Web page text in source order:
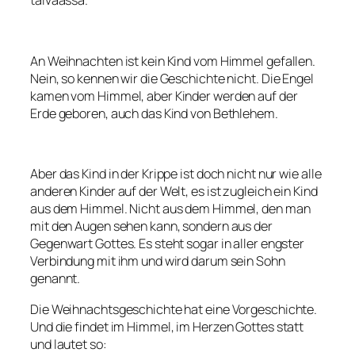
An Weihnachten ist kein Kind vom Himmel gefallen.
Nein, so kennen wir die Geschichte nicht. Die Engel
kamen vom Himmel, aber Kinder werden auf der
Erde geboren, auch das Kind von Bethlehem.
Aber das Kind in der Krippe ist doch nicht nur wie alle
anderen Kinder auf der Welt, es ist zugleich ein Kind
aus dem Himmel. Nicht aus dem Himmel, den man
mit den Augen sehen kann, sondern aus der
Gegenwart Gottes. Es steht sogar in aller engster
Verbindung mit ihm und wird darum sein Sohn
genannt.
Die Weihnachtsgeschichte hat eine Vorgeschichte.
Und die findet im Himmel, im Herzen Gottes statt
und lautet so: